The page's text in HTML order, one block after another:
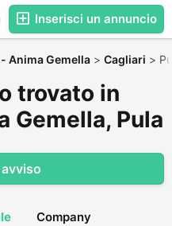
Inserisci un annuncio
Anima Gemella > Cagliari >
trovato in
Gemella, Pula
Company